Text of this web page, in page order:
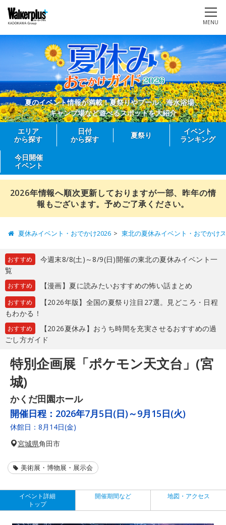
MENU
夏のイベント情報が満載！夏祭りやプール、海水浴場、
キャンプ場など遊べるスポットを大紹介
エリア
から探す
日付
から探す
夏祭り
イベント
ランキング
今日開催
イベント
2026年情報へ順次更新しておりますが一部、昨年の情
報もございます。予めご了承ください。
夏休みイベント・おでかけ2026 東北の夏休みイベント・おでかけ
おすすめ
今週末8/8(土)～8/9(日)開催の東北の夏休みイベント一
覧
おすすめ 【漫画】夏に読みたいおすすめの怖い話まとめ
おすすめ
【2026年版】全国の夏祭り注目27選。見どころ・日程
もわかる！
おすすめ
【2026夏休み】おうち時間を充実させるおすすめの過
ごし方ガイド
特別企画展「ポケモン天文台」(宮
城)
かくだ田園ホール
開催日程： 2026年7月5日(日)～9月15日(火)
休館日：8月14日(金)
宮城県角田市
美術展・博物展・展示会
イベント詳細
トップ
開催期間など 地図・アクセス